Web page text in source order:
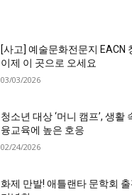
[사고] 예술문화전문지 EACN
이제 이 곳으로 오세요
03/03/2026
청소년 대상 ‘머니 캠프’, 생활
융교육에 높은 호응
02/24/2026
화제 만발! 애틀랜타 문학회